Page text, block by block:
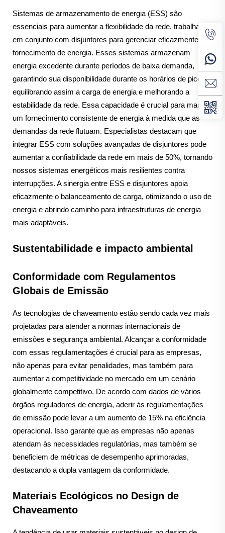
Sistemas de armazenamento de energia (ESS) são
essenciais para aumentar a flexibilidade da rede, trabalhando
em conjunto com disjuntores para gerenciar eficazmente o
fornecimento de energia. Esses sistemas armazenam
energia excedente durante períodos de baixa demanda,
garantindo sua disponibilidade durante os horários de pico,
equilibrando assim a carga de energia e melhorando a
estabilidade da rede. Essa capacidade é crucial para manter
um fornecimento consistente de energia à medida que as
demandas da rede flutuam. Especialistas destacam que
integrar ESS com soluções avançadas de disjuntores pode
aumentar a confiabilidade da rede em mais de 50%, tornando
nossos sistemas energéticos mais resilientes contra
interrupções. A sinergia entre ESS e disjuntores apoia
eficazmente o balanceamento de carga, otimizando o uso de
energia e abrindo caminho para infraestruturas de energia
mais adaptáveis.
Sustentabilidade e impacto ambiental
Conformidade com Regulamentos
Globais de Emissão
As tecnologias de chaveamento estão sendo cada vez mais
projetadas para atender a normas internacionais de
emissões e segurança ambiental. Alcançar a conformidade
com essas regulamentações é crucial para as empresas,
não apenas para evitar penalidades, mas também para
aumentar a competitividade no mercado em um cenário
globalmente competitivo. De acordo com dados de vários
órgãos reguladores de energia, aderir às regulamentações
de emissão pode levar a um aumento de 15% na eficiência
operacional. Isso garante que as empresas não apenas
atendam às necessidades regulatórias, mas também se
beneficiem de métricas de desempenho aprimoradas,
destacando a dupla vantagem da conformidade.
Materiais Ecológicos no Design de
Chaveamento